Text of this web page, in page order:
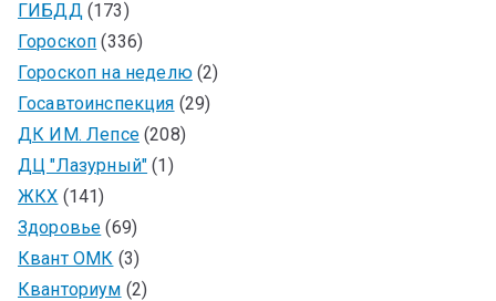
ГИБДД(173)
Гороскоп (336)
Гороскоп на неделю(2)
Госавтоинспекция (29)
ДК ИМ. Лепсе(208)
ДЦ "Лазурный" (1)
ЖКХ (141)
Здоровье (69)
Квант ОМК (3)
Кванториум (2)